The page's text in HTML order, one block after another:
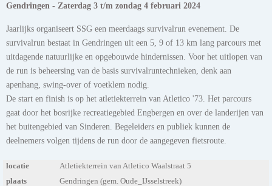
Gendringen - Zaterdag 3 t/m zondag 4 februari 2024
Jaarlijks organiseert SSG een meerdaags survivalrun evenement. De
survivalrun bestaat in Gendringen uit een 5, 9 of 13 km lang parcours met
uitdagende natuurlijke en opgebouwde hindernissen. Voor het uitlopen van
de run is beheersing van de basis survivalruntechnieken, denk aan
apenhang, swing-over of voetklem nodig.
De start en finish is op het atletiekterrein van Atletico '73. Het parcours
gaat door het bosrijke recreatiegebied Engbergen en over de landerijen van
het buitengebied van Sinderen. Begeleiders en publiek kunnen de
deelnemers volgen tijdens de run door de aangegeven fietsroute.
locatie
Atletiekterrein van Atletico Waalstraat 5
plaats
Gendringen (gem. Oude_IJsselstreek)